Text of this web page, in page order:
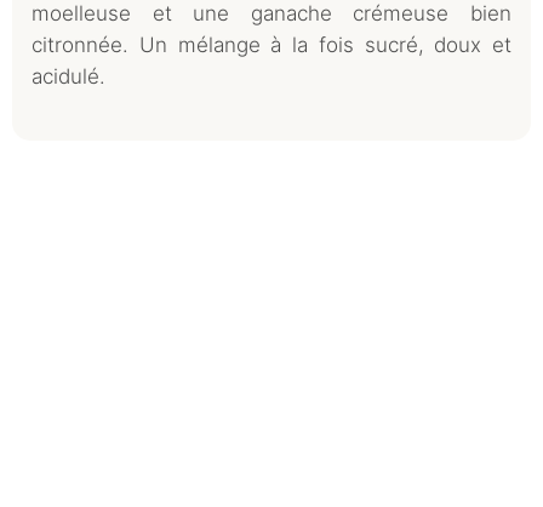
moelleuse et une ganache crémeuse bien
citronnée. Un mélange à la fois sucré, doux et
acidulé.